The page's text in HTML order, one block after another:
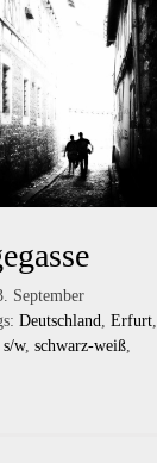
September
Deutschland, Erfurt,
s/w, schwarz-weiß,